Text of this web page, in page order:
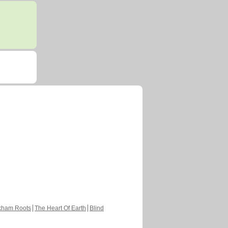
Roots The Heart Of Earth Blind